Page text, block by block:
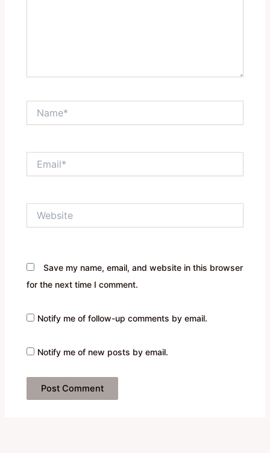
Save my name, email, and website in this browser
for the next time I comment.
Notify me of follow-up comments by email.
Notify me of new posts by email.